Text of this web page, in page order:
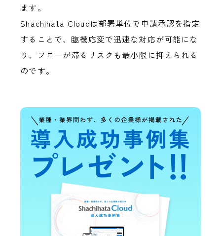
ます。
Shachihata Cloudは部署単位で申請承認を指定
することで、臨機応変で迅速な対応が可能にな
り、フローが滞るリスクも最小限に抑えられる
のです。